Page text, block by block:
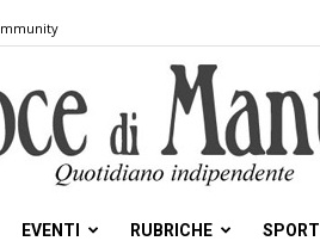
EVENTI RUBRICHE SPORT